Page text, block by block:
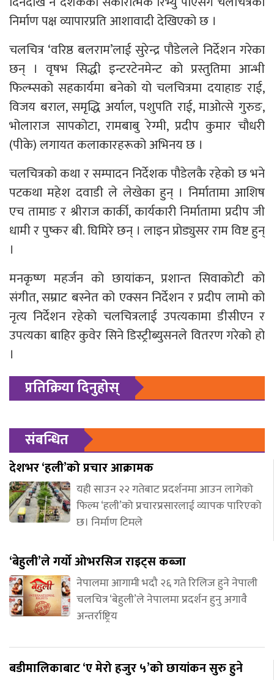
निर्माण पक्ष व्यापारप्रति आशावादी देखिएको छ ।
चलचित्र ‘वरिष्ठ बलराम’लाई सुरेन्द्र पौडेलले निर्देशन गरेका
छन् । वृषभ सिद्धी इन्टरटेनमेन्ट को प्रस्तुतिमा आन्भी
फिल्म्सको सहकार्यमा बनेको यो चलचित्रमा दयाहाङ राई,
विजय बराल, समृद्धि अर्याल, पशुपति राई, माओत्से गुरुङ,
भोलाराज सापकोटा, रामबाबु रेग्मी, प्रदीप कुमार चौधरी
(पीके) लगायत कलाकारहरूको अभिनय छ ।
चलचित्रको कथा र सम्पादन निर्देशक पौडेलकै रहेको छ भने
पटकथा महेश दवाडी ले लेखेका हुन् । निर्मातामा आशिष
एच तामाङ र श्रीराज कार्की, कार्यकारी निर्मातामा प्रदीप जी
धामी र पुष्कर बी. घिमिरे छन् । लाइन प्रोड्युसर राम विष्ट हुन्
।
मनकृष्ण महर्जन को छायांकन, प्रशान्त सिवाकोटी को
संगीत, सम्राट बस्नेत को एक्सन निर्देशन र प्रदीप लामो को
नृत्य निर्देशन रहेको चलचित्रलाई उपत्यकामा डीसीएन र
उपत्यका बाहिर कुवेर सिने डिस्ट्रीब्युसनले वितरण गरेको हो
।
प्रतिक्रिया दिनुहोस्
संबन्धित
देशभर ‘हली’को प्रचार आक्रामक
यही साउन २२ गतेबाट प्रदर्शनमा आउन लागेको
फिल्म ‘हली’को प्रचारप्रसारलाई व्यापक पारिएको
छ। निर्माण टिमले
‘बेहुली’ले गर्यो ओभरसिज राइट्स कब्जा
नेपालमा आगामी भदौ २६ गते रिलिज हुने नेपाली
चलचित्र ‘बेहुली’ले नेपालमा प्रदर्शन हुनु अगावै
अन्तर्राष्ट्रिय
बडीमालिकाबाट ‘ए मेरो हजुर ५’को छायांकन सुरु हुने